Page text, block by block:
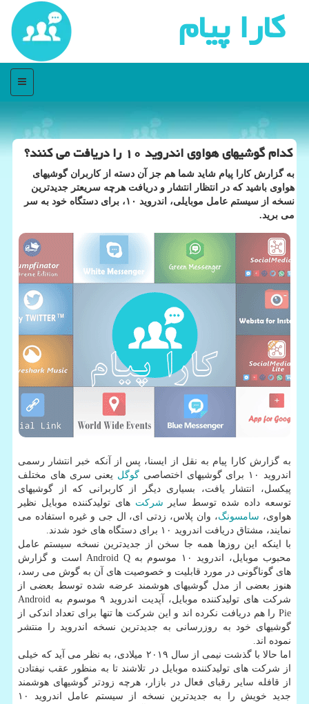
كارا پیام
منو
كدام گوشیهای هواوی اندروید ۱۰ را دریافت می كنند؟
به گزارش كارا پیام شاید شما هم جز آن دسته از كاربران گوشیهای
هواوی باشید كه در انتظار انتشار و دریافت هرچه سریعتر جدیدترین
نسخه از سیستم عامل موبایلی، اندروید ۱۰، برای دستگاه خود به سر
می برید.
به گزارش كارا پیام به نقل از ایسنا، پس از آنكه خبر انتشار رسمی
اندروید ۱۰ برای گوشیهای اختصاصی
گوگل یعنی سری های مختلف
پیكسل، انتشار یافت، بسیاری دیگر از كاربرانی كه از گوشیهای
توسعه داده شده توسط سایر شركت های تولیدكننده موبایل نظیر
هواوی، سامسونگ، وان پلاس، زدتی ای، ال جی و غیره استفاده می
نمایند، مشتاق دریافت اندروید ۱۰ برای دستگاه های خود شدند.
با اینكه این روزها همه جا سخن از جدیدترین نسخه سیستم عامل
محبوب موبایل، اندروید ۱۰ موسوم به Android Q است و گزارش
های گوناگونی در مورد قابلیت و خصوصیت های آن به گوش می رسد،
هنوز بعضی از مدل گوشیهای هوشمند عرضه شده توسط بعضی از
شركت های تولیدكننده موبایل، آپدیت اندروید ۹ موسوم به Android
Pie را هم دریافت نكرده اند و این شركت ها تنها برای تعداد اندكی از
گوشیهای خود به روزرسانی به جدیدترین نسخه اندروید را منتشر
نموده اند.
اما حالا با گذشت نیمی از سال ۲۰۱۹ میلادی، به نظر می آید كه خیلی
از شركت های تولیدكننده موبایل در تلاشند تا به منظور عقب نیفتادن
از قافله سایر رقبای فعال در بازار، هرچه زودتر گوشیهای هوشمند
جدید خویش را به جدیدترین نسخه از سیستم عامل اندروید ۱۰